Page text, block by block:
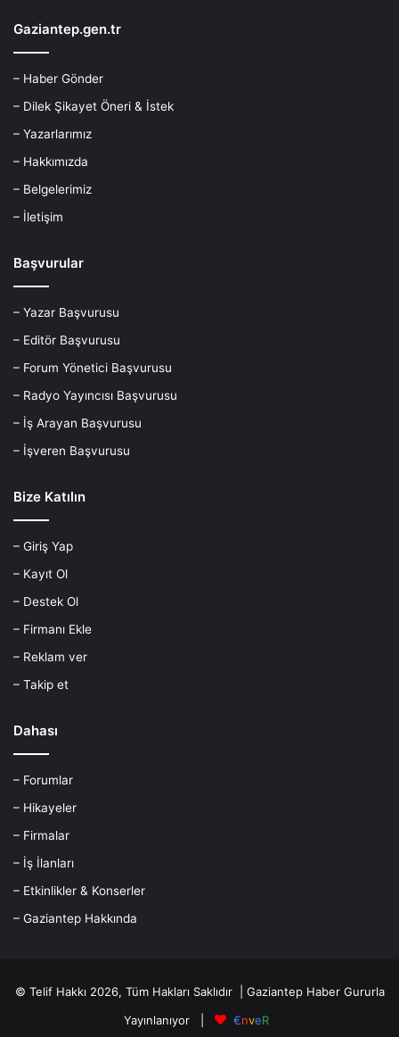
Gaziantep.gen.tr
– Haber Gönder
– Dilek Şikayet Öneri & İstek
– Yazarlarımız
– Hakkımızda
– Belgelerimiz
– İletişim
Başvurular
– Yazar Başvurusu
– Editör Başvurusu
– Forum Yönetici Başvurusu
– Radyo Yayıncısı Başvurusu
– İş Arayan Başvurusu
– İşveren Başvurusu
Bize Katılın
– Giriş Yap
– Kayıt Ol
– Destek Ol
– Firmanı Ekle
– Reklam ver
– Takip et
Dahası
– Forumlar
– Hikayeler
– Firmalar
– İş İlanları
– Etkinlikler & Konserler
– Gaziantep Hakkında
© Telif Hakkı 2026, Tüm Hakları Saklıdır | Gaziantep HaberGururla
Yayınlanıyor |
€nveR